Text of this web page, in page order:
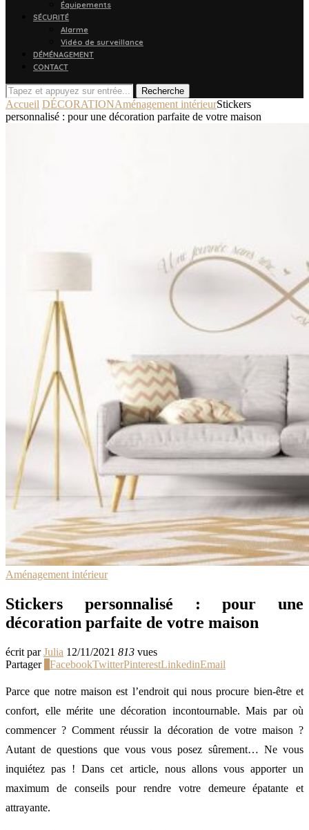
Équipements
SÉCURITÉ
Alarme
Vidéo de surveillance
DÉMÉNAGEMENT
CONTACT
Recherche
Accueil DÉCORATIONAménagement intérieurStickers
personnalisé : pour une décoration parfaite de votre maison
Aménagement intérieur
Stickers personnalisé : pour une
décoration parfaite de votre maison
écrit parJulia 12/11/2021 813 vues
Partager
FacebookTwitterPinterestLinkedinEmail
Parce que notre maison est l’endroit qui nous procure bien-être et
confort, elle mérite une décoration incontournable. Mais par où
commencer ? Comment réussir la décoration de votre maison ?
Autant de questions que vous vous posez sûrement… Ne vous
inquiétez pas ! Dans cet article, nous allons vous apporter un
maximum de conseils pour rendre votre demeure épatante et
attrayante.